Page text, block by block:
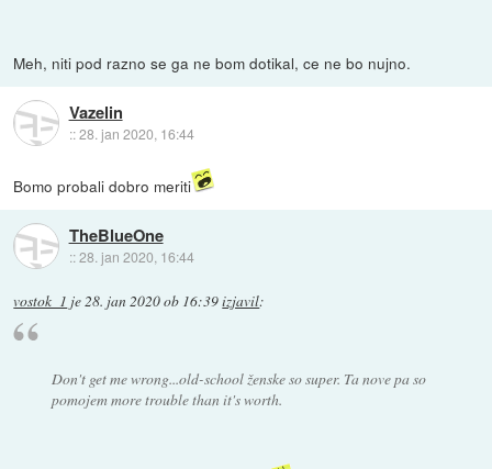
Meh, niti pod razno se ga ne bom dotikal, ce ne bo nujno.
Vazelin
::28. jan 2020, 16:44
Bomo probali dobro meriti
TheBlueOne
::28. jan 2020, 16:44
vostok_1 je 28. jan 2020 ob 16:39izjavil:
Don't get me wrong...old-school ženske so super. Ta nove pa so
pomojem more trouble than it's worth.